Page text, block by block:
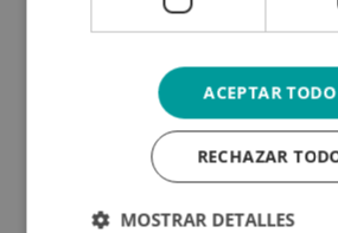
posibilidad de avanzar al propio
conveniente para quienes buscan
dejar otras actividades.
Maestría Internacional en Auxiliar
ACEPTAR TODO
RECHAZAR
MOSTRAR DETALLES